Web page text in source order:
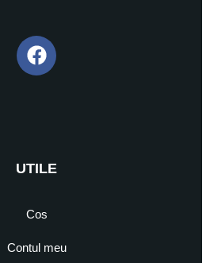
UTILE
Cos
Contul meu